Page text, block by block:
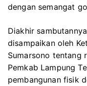
dengan semangat
Diakhir
disampaikan oleh
Sumarsono tentang
Pemkab Lampung
pembangunan fisik